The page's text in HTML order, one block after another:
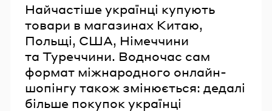
Найчастіше українці купують
товари в магазинах Китаю,
Польщі, США, Німеччини
та Туреччини. Водночас сам
формат міжнародного онлайн-
шопінгу також змінюється: дедалі
більше покупок українці